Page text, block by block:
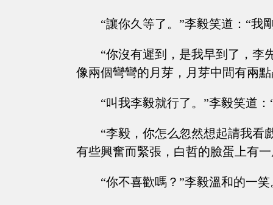
“讓你久等了。”李毅笑道：“我
“你沒有遲到，是我早到了，
像兩個彎彎的月芽，月芽中間有兩
“叫我李毅就行了。”李毅笑道
“李毅，你怎么忽然想起請我看
有些興奮而緊張，白哲的臉蛋上有
“你不喜歡嗎？”李毅溫和的一笑